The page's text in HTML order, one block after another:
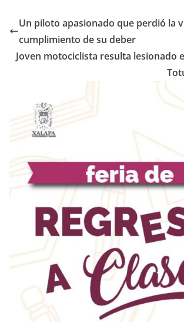
Un piloto apasionado que perdió la
cumplimiento de su deber
Joven motociclista resulta lesionado